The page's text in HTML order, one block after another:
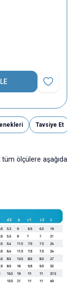
Favoriye
Tavsiye Et
ölçülere aşağıda